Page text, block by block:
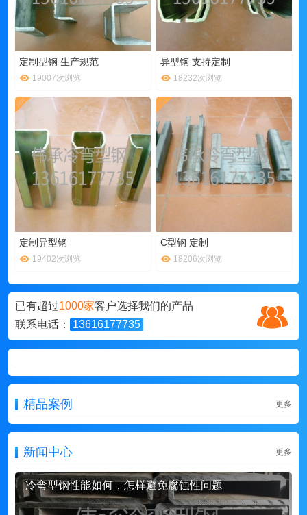
定制型钢 生产规范
19007次浏览
异型钢 支持定制
18232次浏览
定制异型钢
19402次浏览
C型钢 定制
18206次浏览
已有超过1000家客户选择我们的产品
联系电话：
13616177735
精品案例 更多
新闻中心 更多
冷弯型钢性能如何，怎样避免腐蚀性问题